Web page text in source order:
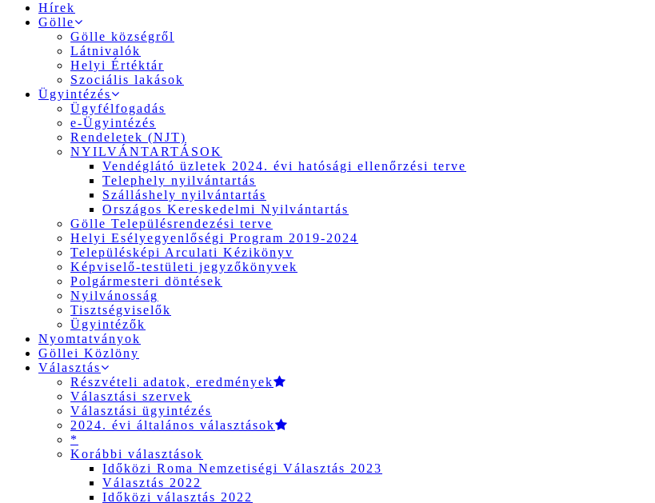
Hírek
Gölle
Gölle községről
Látnivalók
Helyi Értéktár
Szociális lakások
Ügyintézés
Ügyfélfogadás
e-Ügyintézés
Rendeletek (NJT)
NYILVÁNTARTÁSOK
Vendéglátó üzletek 2024. évi hatósági ellenőrzési terve
Telephely nyilvántartás
Szálláshely nyilvántartás
Országos Kereskedelmi Nyilvántartás
Gölle Településrendezési terve
Helyi Esélyegyenlőségi Program 2019-2024
Településképi Arculati Kézikönyv
Képviselő-testületi jegyzőkönyvek
Polgármesteri döntések
Nyilvánosság
Tisztségviselők
Ügyintézők
Nyomtatványok
Göllei Közlöny
Választás
Részvételi adatok, eredmények
Választási szervek
Választási ügyintézés
2024. évi általános választások
*
Korábbi választások
Időközi Roma Nemzetiségi Választás 2023
Választás 2022
Időközi választás 2022